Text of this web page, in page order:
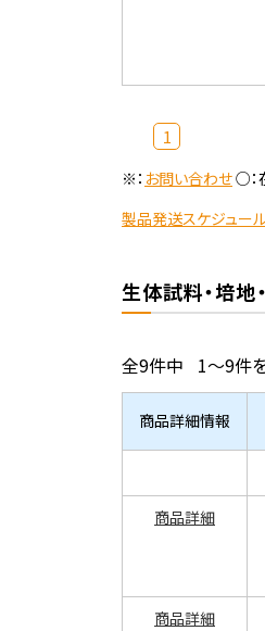
1
※： お問い合わせ○：
製品発送スケジュー
生体試料・培地
全9件中 1～9件
商品詳細情報
商品詳細
商品詳細